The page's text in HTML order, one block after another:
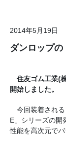
2014年5月19日
ダンロップの
住友ゴム工業(
開始しました。
今回装着される
E」シリーズの開
性能を高次元でバ